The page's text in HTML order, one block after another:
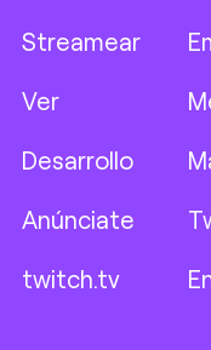
Streamear
Ver
Desarrollo
Anúnciate
twitch.tv